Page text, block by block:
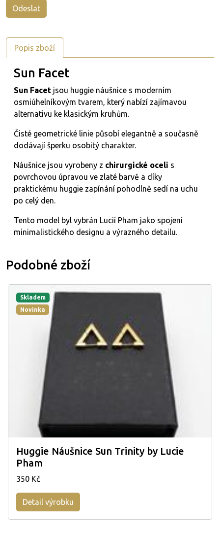
Popis zboží
Sun Facet
Sun Facet jsou huggie náušnice s moderním
osmiúhelníkovým tvarem, který nabízí zajímavou
alternativu ke klasickým kruhům.
Čisté geometrické linie působí elegantně a současně
dodávají šperku osobitý charakter.
Náušnice jsou vyrobeny z chirurgické oceli s
povrchovou úpravou ve zlaté barvě a díky
praktickému huggie zapínání pohodlně sedí na uchu
po celý den.
Tento model byl vybrán Lucií Pham jako spojení
minimalistického designu a výrazného detailu.
Podobné zboží
Skladem
Novinka
Huggie Náušnice Sun Trinity by Lucie
Pham
350 Kč
Detail výrobku